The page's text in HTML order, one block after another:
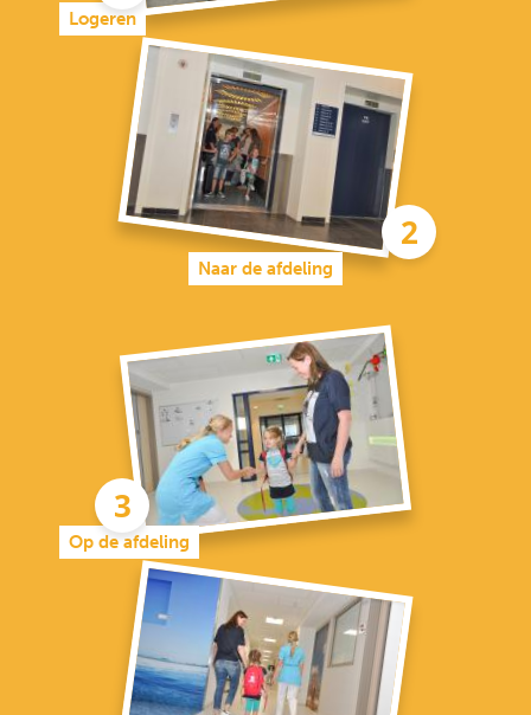
Logeren
Naar de afdeling
Op de afdeling